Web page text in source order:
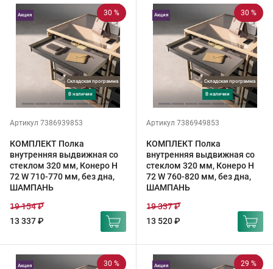
30 %
Складская программа
в наличии
Акция
Артикул 7386939853
КОМПЛЕКТ Полка
внутренняя выдвижная со
стеклом 320 мм, Конеро H
72 W 710-770 мм, без дна,
ШАМПАНЬ
13 337 ₽
19 154 ₽
30 %
Складская программа
в наличии
Акция
Артикул 7386949853
КОМПЛЕКТ Полка
внутренняя выдвижная со
стеклом 320 мм, Конеро H
72 W 760-820 мм, без дна,
ШАМПАНЬ
13 520 ₽
19 337 ₽
30 %
Акция 29 %
Акция